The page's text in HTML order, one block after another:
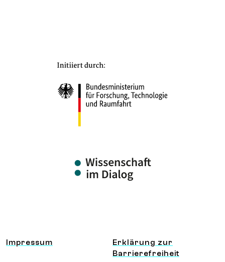
Information und Service
Impressum
Erklärung zur
Barrierefreiheit